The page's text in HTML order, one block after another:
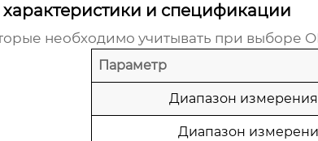
характеристики и спецификации
необходимо учитывать при выборе
Параметр
Диапазон
Диапазон